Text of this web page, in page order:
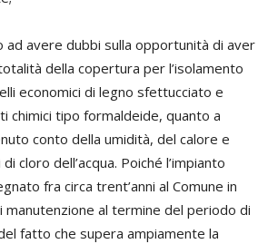
ad avere dubbi sulla opportunità di aver
della copertura per l’isolamento
economici di legno sfettucciato e
chimici tipo formaldeide, quanto a
conto della umidità, del calore e
cloro dell’acqua. Poiché l’impianto
fra circa trent’anni al Comune in
al termine del periodo di
fatto che supera ampiamente la